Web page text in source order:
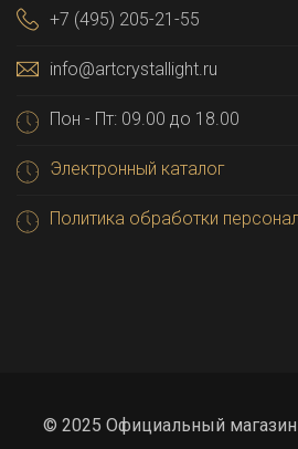
+7 (495) 205-21-55
info@artcrystallight.ru
Пон - Пт: 09.00 до 18.00
Электронный каталог
Политика обработки
© 2025 Официальный магазин